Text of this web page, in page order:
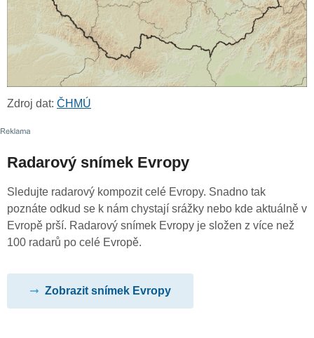
Zdroj dat: ČHMÚ
Radarový snímek Evropy
Sledujte radarový kompozit celé Evropy. Snadno tak
poznáte odkud se k nám chystají srážky nebo kde aktuálně v
Evropě prší. Radarový snímek Evropy je složen z více než
100 radarů po celé Evropě.
Zobrazit snímek Evropy